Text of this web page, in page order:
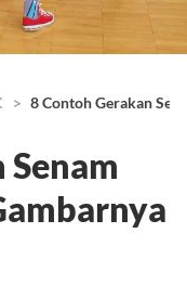
8 Contoh Gerakan